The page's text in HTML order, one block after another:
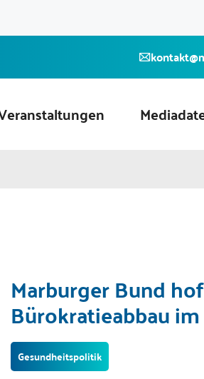
Marburger Bund
Bürokratieabbau
Gesundheitspolitik